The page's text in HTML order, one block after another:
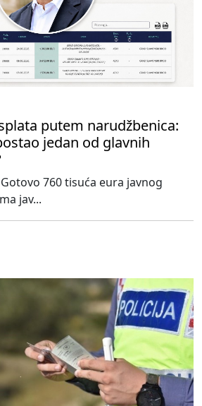
putem narudžbenica:
jedan od glavnih
Gotovo 760 tisuća eura javnog
jav...